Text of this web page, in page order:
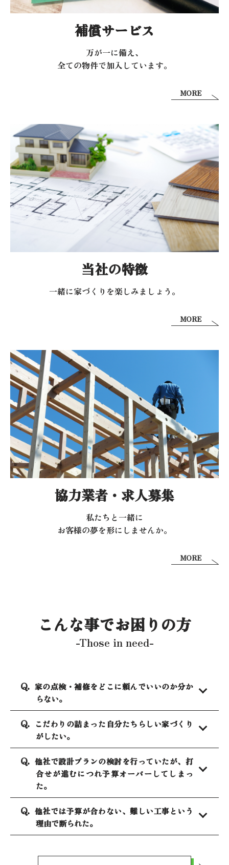
補償サービス
万が一に備え、
全ての物件で加入しています。
MORE
当社の特徴
一緒に家づくりを楽しみましょう。
MORE
協力業者・求人募集
私たちと一緒に
お客様の夢を形にしませんか。
MORE
こんな事でお困りの方
-Those in need-
家の点検・補修をどこに頼んでいいのか分か
らない。
こだわりの詰まった自分たちらしい家づくり
がしたい。
他社で設計プランの検討を行っていたが、打
合せが進むにつれ予算オーバーしてしまっ
た。
他社では予算が合わない、難しい工事という
理由で断られた。